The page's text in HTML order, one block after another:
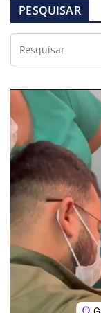
PESQUISAR